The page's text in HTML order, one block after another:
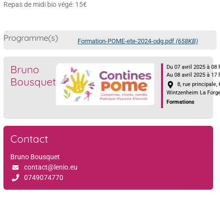
Bruno
Bousquet
Du 07 avril 2025 à 08
Au 08 avril 2025 à 17
8, rue principale,
Wintzenheim La
Formations
Contact
Bruno Bousquet
contact@lenio.eu
0749074770
Repas de midi bio végé: 15€
Programme(s) Formation-POME-ete-2024-odg.pdf (658KB)